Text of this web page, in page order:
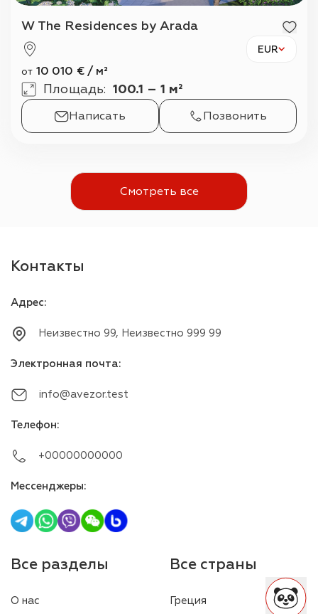
W The Residences by Arada
EUR
от 10 010 € / м²
Площадь: 100.1 – 1 м²
Написать Позвонить
Смотреть все
Контакты
Адрес:
Неизвестно 99, Неизвестно 999 99
Электронная почта:
info@avezor.test
Телефон:
+00000000000
Мессенджеры:
Все разделы
О нас
Все страны
Греция